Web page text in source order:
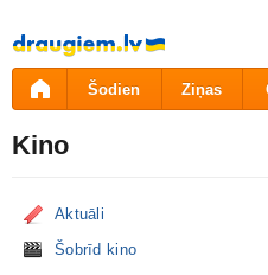
Pāriet
uz
saturu
Šodien Ziņas
Kino
Aktuāli
Šobrīd kino